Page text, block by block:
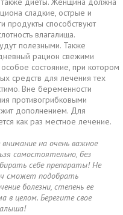
сладкие, острые и
продукты способствуют
влагалища.
полезными. Также
рацион свежими
состояние, при котором
средств для лечения тех
Вне беременности
противогрибковыми
дополнением. Для
как раз местное лечение.
на очень важное
самостоятельно, без
себе препараты! Не
сможет подобрать
болезни, степень ее
в целом. Берегите свое